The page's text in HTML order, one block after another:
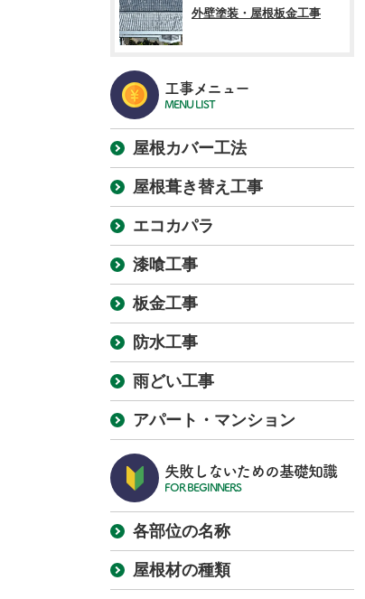
外壁塗装・屋根板金工事
工事メニュー
MENU LIST
屋根カバー工法
屋根葺き替え工事
エコカパラ
漆喰工事
板金工事
防水工事
雨どい工事
アパート・マンション
失敗しないための基礎知識
FOR BEGINNERS
各部位の名称
屋根材の種類